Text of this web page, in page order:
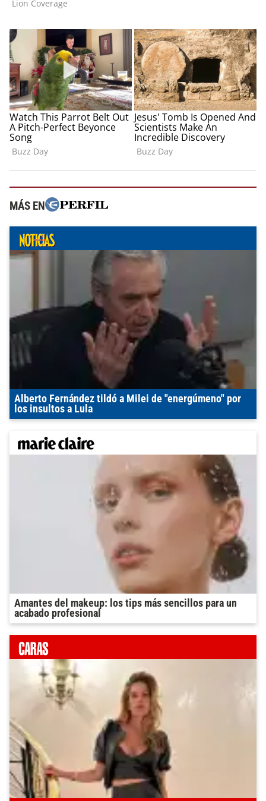
MÁS EN
Alberto Fernández tildó a Milei de "energúmeno" por
los insultos a Lula
Amantes del makeup: los tips más sencillos para un
acabado profesional